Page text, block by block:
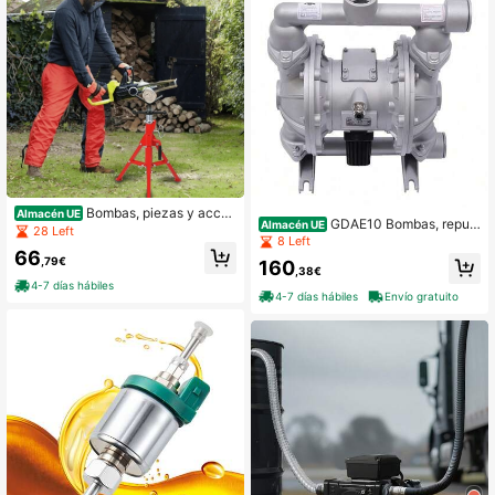
Almacén UE Bombas, piezas y acces
orios28 Left
66 ,79€
4-7 días hábiles
Almacén UE GDAE10 Bombas, repue
stos & accesorios
8 Left
160 ,38€
4-7 días hábiles
Envío gratuito